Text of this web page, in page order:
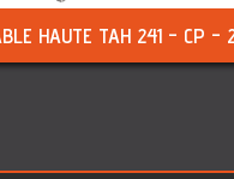
HAUTE TAH 241 - CP -